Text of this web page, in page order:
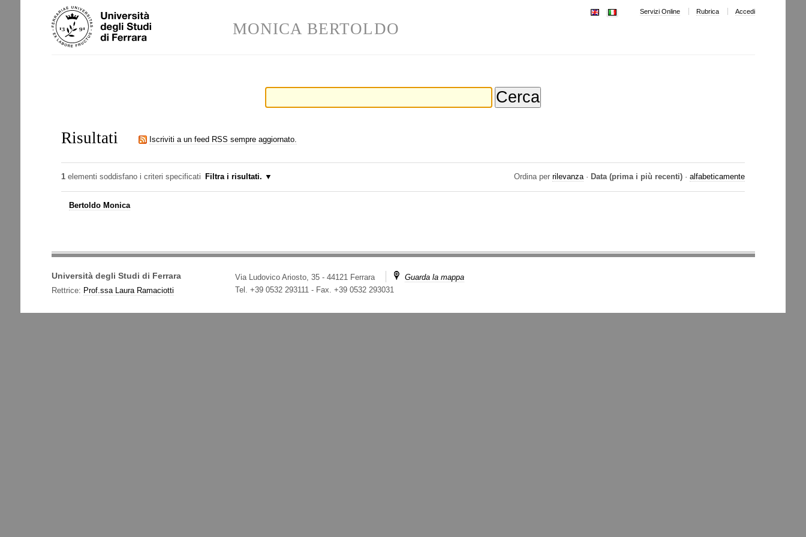
Salta
ai
contenuti.
Strumenti
personali
MONICA BERTOLDO
Servizi Online Rubrica Accedi
Risultati Iscriviti a un feed RSS sempre aggiornato.
1elementi soddisfano i criteri specificati Filtra i risultati. Ordina per rilevanza · Data (prima i più recenti) · alfabeticamente
Bertoldo Monica
Università degli Studi di Ferrara
Rettrice: Prof.ssa Laura Ramaciotti
Via Ludovico Ariosto, 35 - 44121 Ferrara
Guarda la mappa
Tel. +39 0532 293111- Fax. +39 0532 293031